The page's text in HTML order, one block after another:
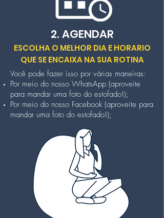
2. AGENDAR
ESCOLHA O MELHOR DIA E HORARIO
QUE SE ENCAIXA NA SUA ROTINA
Você pode fazer isso por várias maneiras:
Por meio do nosso WhatsApp (aproveite
para mandar uma foto do estofado!);
Por meio do nosso Facebook (aproveite para
mandar uma foto do estofado!);